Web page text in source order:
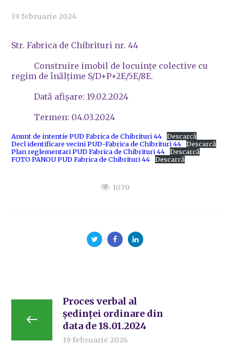
19 februarie 2024
Str. Fabrica de Chibrituri nr. 44
Construire imobil de locuințe colective cu
regim de înălțime S/D+P+2E/5E/8E.
Dată afișare: 19.02.2024
Termen: 04.03.2024
Anunt de intentie PUD Fabrica de Chibrituri 44
Descarcă
Decl identificare vecini PUD-Fabrica de Chibrituri 44
Descarcă
Plan reglementari PUD Fabrica de Chibrituri 44
Descarcă
FOTO PANOU PUD Fabrica de Chibrituri 44
Descarcă
1070
Proces verbal al
ședinței ordinare din
data de 18.01.2024
19 februarie 2024